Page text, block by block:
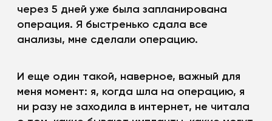
через 5 дней уже была запланирована
операция. Я быстренько сдала все
анализы, мне сделали операцию.
И еще один такой, наверное, важный для
меня момент: я, когда шла на операцию, я
ни разу не заходила в интернет, не читала